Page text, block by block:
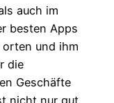
auch im
besten Apps
und ihm
die
Geschäfte
nicht nur gut,